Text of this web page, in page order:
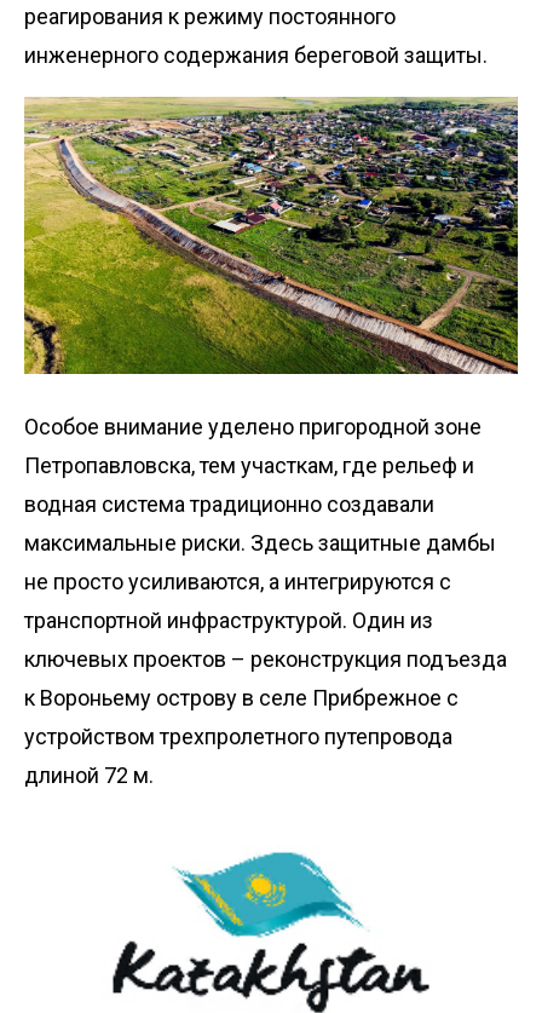
реагирования к режиму постоянного
инженерного содержания береговой защиты.
Особое внимание уделено пригородной зоне
Петропавловска, тем участкам, где рельеф и
водная система традиционно создавали
максимальные риски. Здесь защитные дамбы
не просто усиливаются, а интегрируются с
транспортной инфраструктурой. Один из
ключевых проектов – реконструкция подъез­да
к Вороньему острову в селе Прибрежное с
устройством трехпролетного путепровода
длиной 72 м.